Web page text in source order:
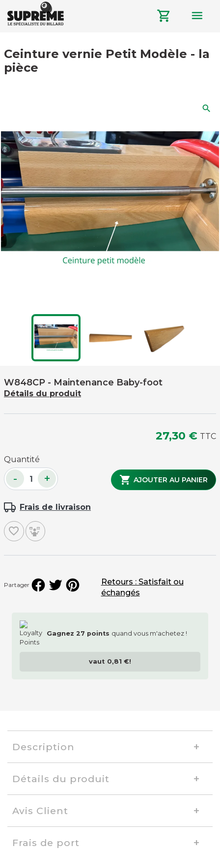
shopping_cart menu
Ceinture vernie Petit Modèle - la
pièce
search
W848CP - Maintenance Baby-foot
Détails du produit
27,30 € TTC
Quantité
- +  AJOUTER AU PANIER
Frais de livraison
favorite_border
Partager
Gagnez 27 points quand vous m'achetez !
vaut 0,81 €!
Retours : Satisfait ou
échangés
Description
Détails du produit
Avis Client
Frais de port